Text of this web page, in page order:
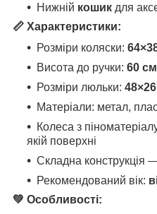
Нижній кошик для
📏 Характеристики:
Розміри коляски:
Висота до ручки: 60 см
Розміри люльки:
Матеріали: метал,
Колеса з
якій поверхні
Складна конструкція
Рекомендований вік:
💚 Особливості: